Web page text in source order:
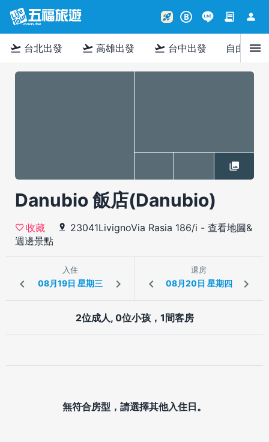
rocket_launch B contract person
flight_takeoff 台北出發 flight_takeoff 高雄出發 flight_takeoff 台中出發 自由行menu
Danubio 飯店(Danubio)
收藏 23041LivignoVia Rasia 186/i - 查看地圖&
週邊景點
入住 退房
2位成人, 0位小孩，1間客房
無符合房型，請選擇其他入住日。